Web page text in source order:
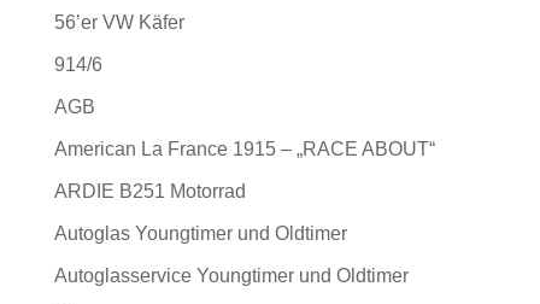
56’er VW Käfer
914/6
AGB
American La France 1915 – „RACE ABOUT“
ARDIE B251 Motorrad
Autoglas Youngtimer und Oldtimer
Autoglasservice Youngtimer und Oldtimer